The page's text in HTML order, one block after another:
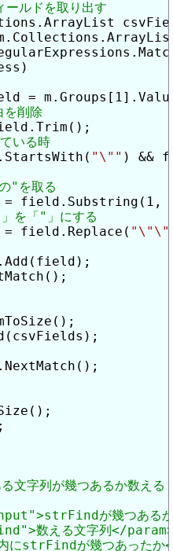
=
"\"" ) &&
field.Substring(1,
field.Replace(